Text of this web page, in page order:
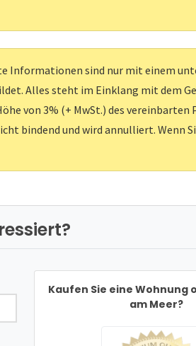
Informationen sind nur mit einem
Alles steht im Einklang mit dem
von 3% (+ MwSt.) des vereinbarten
bindend und wird annulliert. Wenn
Kaufen Sie eine Wohnung
am Meer?